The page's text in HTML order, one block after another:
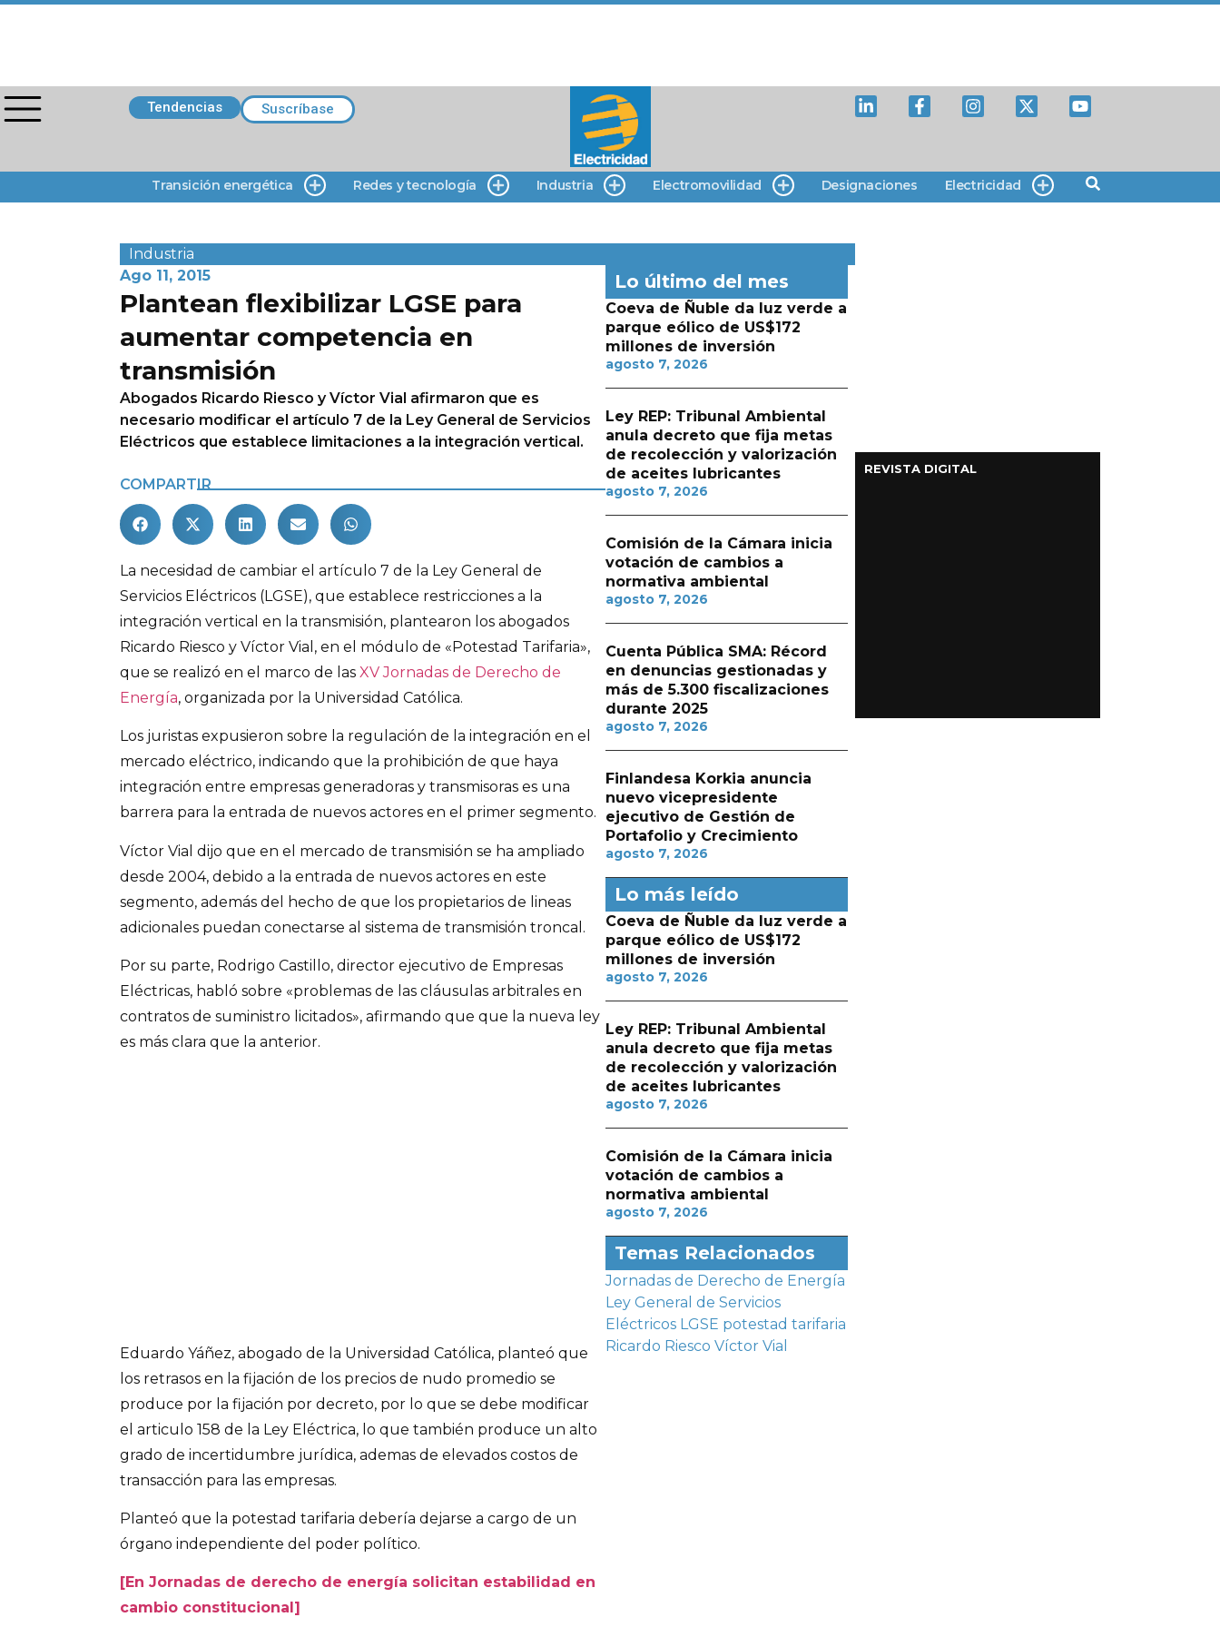
Tendencias Suscríbase
Transición energética Redes y tecnología Industria Electromovilidad Designaciones Electricidad
Industria
Ago 11, 2015
Plantean flexibilizar LGSE para
aumentar competencia en
transmisión
Abogados Ricardo Riesco y Víctor Vial afirmaron que es
necesario modificar el artículo 7 de la Ley General de Servicios
Eléctricos que establece limitaciones a la integración vertical.
COMPARTIR
La necesidad de cambiar el artículo 7 de la Ley General de
Servicios Eléctricos (LGSE), que establece restricciones a la
integración vertical en la transmisión, plantearon los abogados
Ricardo Riesco y Víctor Vial, en el módulo de «Potestad Tarifaria»,
que se realizó en el marco de las XV Jornadas de Derecho de
Energía, organizada por la Universidad Católica.
Los juristas expusieron sobre la regulación de la integración en el
mercado eléctrico, indicando que la prohibición de que haya
integración entre empresas generadoras y transmisoras es una
barrera para la entrada de nuevos actores en el primer segmento.
Víctor Vial dijo que en el mercado de transmisión se ha ampliado
desde 2004, debido a la entrada de nuevos actores en este
segmento, además del hecho de que los propietarios de lineas
adicionales puedan conectarse al sistema de transmisión troncal.
Por su parte, Rodrigo Castillo, director ejecutivo de Empresas
Eléctricas, habló sobre «problemas de las cláusulas arbitrales en
contratos de suministro licitados», afirmando que que la nueva ley
es más clara que la anterior.
Eduardo Yáñez, abogado de la Universidad Católica, planteó que
los retrasos en la fijación de los precios de nudo promedio se
produce por la fijación por decreto, por lo que se debe modificar
el articulo 158 de la Ley Eléctrica, lo que también produce un alto
grado de incertidumbre jurídica, ademas de elevados costos de
transacción para las empresas.
Planteó que la potestad tarifaria debería dejarse a cargo de un
órgano independiente del poder político.
[En Jornadas de derecho de energía solicitan estabilidad en
cambio constitucional]
Lo último del mes
Coeva de Ñuble da luz verde a
parque eólico de US$172
millones de inversión
agosto 7, 2026
Ley REP: Tribunal Ambiental
anula decreto que fija metas
de recolección y valorización
de aceites lubricantes
agosto 7, 2026
Comisión de la Cámara inicia
votación de cambios a
normativa ambiental
agosto 7, 2026
Cuenta Pública SMA: Récord
en denuncias gestionadas y
más de 5.300 fiscalizaciones
durante 2025
agosto 7, 2026
Finlandesa Korkia anuncia
nuevo vicepresidente
ejecutivo de Gestión de
Portafolio y Crecimiento
agosto 7, 2026
Lo más leído
Coeva de Ñuble da luz verde a
parque eólico de US$172
millones de inversión
agosto 7, 2026
Ley REP: Tribunal Ambiental
anula decreto que fija metas
de recolección y valorización
de aceites lubricantes
agosto 7, 2026
Comisión de la Cámara inicia
votación de cambios a
normativa ambiental
agosto 7, 2026
Temas Relacionados
Jornadas de Derecho de Energía
Ley General de Servicios
Eléctricos LGSE potestad tarifaria
Ricardo Riesco Víctor Vial
REVISTA DIGITAL